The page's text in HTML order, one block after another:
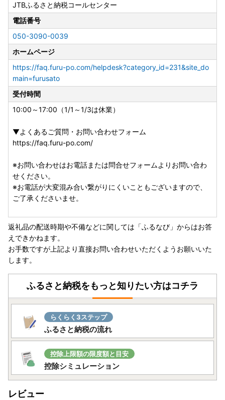
JTBふるさと納税コールセンター
電話番号
050-3090-0039
ホームページ
https://faq.furu-po.com/helpdesk?category_id=231&site_do
main=furusato
受付時間
10:00～17:00（1/1～1/3は休業）
▼よくあるご質問・お問い合わせフォーム
https://faq.furu-po.com/
※お問い合わせはお電話または問合せフォームよりお問い合わ
せください。
※お電話が大変混み合い繋がりにくいこともございますので、
ご了承くださいませ。
返礼品の配送時期や不備などに関しては「ふるなび」からはお答
えできかねます。
お手数ですが上記より直接お問い合わせいただくようお願いいた
します。
ふるさと納税をもっと知りたい方はコチラ
らくらく3ステップ
ふるさと納税の流れ
控除上限額の限度額と目安
控除シミュレーション
レビュー